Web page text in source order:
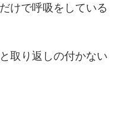
けで呼吸をしている
取り返しの付かない